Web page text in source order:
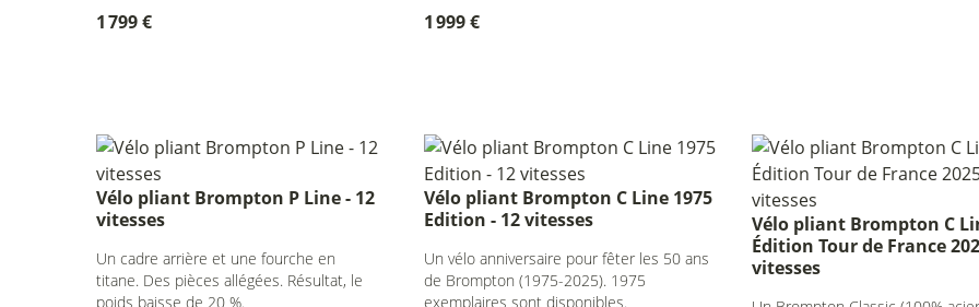
1 799 € 1 999 €
Vélo pliant Brompton P Line - 12
vitesses
Un cadre arrière et une fourche en
titane. Des pièces allégées. Résultat, le
poids baisse de 20 %.
Vélo pliant Brompton C Line 1975
Edition - 12 vitesses
Un vélo anniversaire pour fêter les 50 ans
de Brompton (1975-2025). 1975
exemplaires sont disponibles.
Vélo pliant Brompton C
Édition Tour de France
vitesses